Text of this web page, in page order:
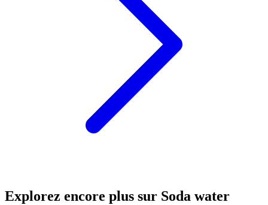
Explorez encore plus sur Soda water